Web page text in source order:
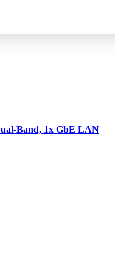
Band, 1x GbE LAN